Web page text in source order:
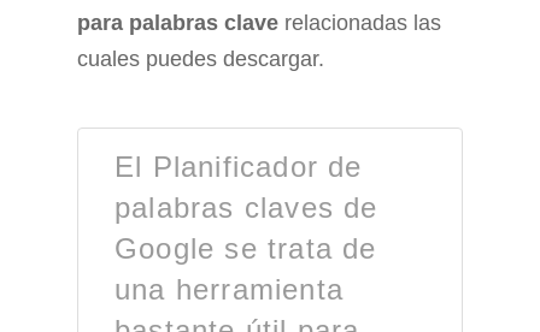
para palabras clave relacionadas las
cuales puedes descargar.
El Planificador de
palabras claves de
Google se trata de
una herramienta